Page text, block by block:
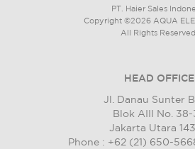
PT. Haier Sales
Copyright ©2026 AQUA
All Rights
HEAD OFFICE
Jl. Danau Sunter
Blok AIII No. 38-
Jakarta Utara
Phone : +62 (21) 650-